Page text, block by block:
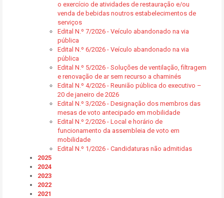
o exercício de atividades de restauração e/ou
venda de bebidas noutros estabelecimentos de
serviços
Edital N.º 7/2026 - Veículo abandonado na via
pública
Edital N.º 6/2026 - Veículo abandonado na via
pública
Edital N.º 5/2026 - Soluções de ventilação, filtragem
e renovação de ar sem recurso a chaminés
Edital N.º 4/2026 - Reunião pública do executivo –
20 de janeiro de 2026
Edital N.º 3/2026 - Designação dos membros das
mesas de voto antecipado em mobilidade
Edital N.º 2/2026 - Local e horário de
funcionamento da assembleia de voto em
mobilidade
Edital N.º 1/2026 - Candidaturas não admitidas
2025
2024
2023
2022
2021